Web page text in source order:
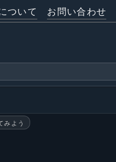
ついて お問い合わせ
みよう